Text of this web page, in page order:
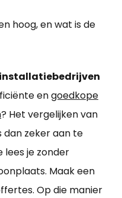
hoog, en wat is de
installatiebedrijven
engoedkope
? Het vergelijken van
dan zeker aan te
lees je zonder
Maak een
Op die manier